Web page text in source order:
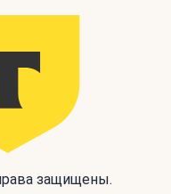
защищены.